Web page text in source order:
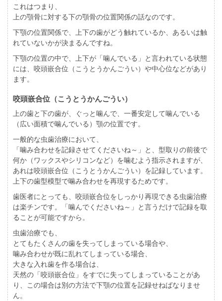
これはつまり、
上の顎骨に対する下の顎骨の位置関係の話なのです。
下顎の位置関係で、上下の歯がどう触れているか、あるいは触
れていないかが決まるんですね。
下顎の位置の中で、上下が「噛んでいる」と言われている状態
には、咬頭嵌合位（こうとうかんごうい）や中心位などがあり
ます。
咬頭嵌合位（こうとうかんごうい）
上の歯と下の歯が、ぐっと噛んで、一番安定して噛んでいる
（広い面積で噛んでいる）顎の位置です。
一般的な虫歯治療において、
「噛み合わせを記録させてくださいね～」と、型取りの前後で
何か（ワックスやシリコンなど）を噛むよう指示されますが、
あれは咬頭嵌合位（こうとうかんごうい）を記録しています。
上下の歯型模型で噛み合わせを再現するためです。
歯医者にとっても、咬頭嵌合位をしっかり再現できる虫歯治療
は楽チンです。「噛んでくださいね～」と言うだけで記録を取
ることが可能ですから。
虫歯治療でも、
とてもたくさんの歯を失ってしまっている場合や、
噛み合わせが既に乱れてしまっている場合、
大きな入れ歯を作る場合は、
天然の「咬頭嵌合位」をすでに失ってしまっていることがあ
り、この場合は別の方法で下顎の位置を記録せねばなりませ
ん。